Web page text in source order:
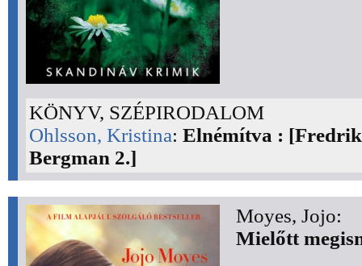
KÖNYV, SZÉPIRODALOM
Ohlsson, Kristina: Elnémítva :
Bergman 2.]
Moyes, Jojo:
Mielőtt